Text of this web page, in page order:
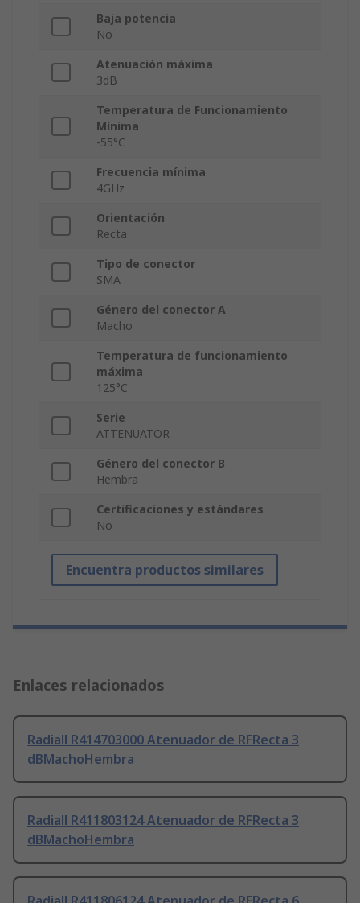
Baja potencia
No
Atenuación máxima
3dB
Temperatura de Funcionamiento
Mínima
-55°C
Frecuencia mínima
4GHz
Orientación
Recta
Tipo de conector
SMA
Género del conector A
Macho
Temperatura de funcionamiento
máxima
125°C
Serie
ATTENUATOR
Género del conector B
Hembra
Certificaciones y estándares
No
Encuentra productos similares
Enlaces relacionados
Radiall R414703000 Atenuador de RFRecta 3
dBMachoHembra
Radiall R411803124 Atenuador de RFRecta 3
dBMachoHembra